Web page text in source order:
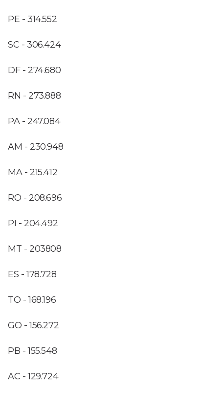
PE - 314.552
SC - 306.424
DF - 274.680
RN - 273.888
PA - 247.084
AM - 230.948
MA - 215.412
RO - 208.696
PI - 204.492
MT - 203808
ES - 178.728
TO - 168.196
GO - 156.272
PB - 155.548
AC - 129.724